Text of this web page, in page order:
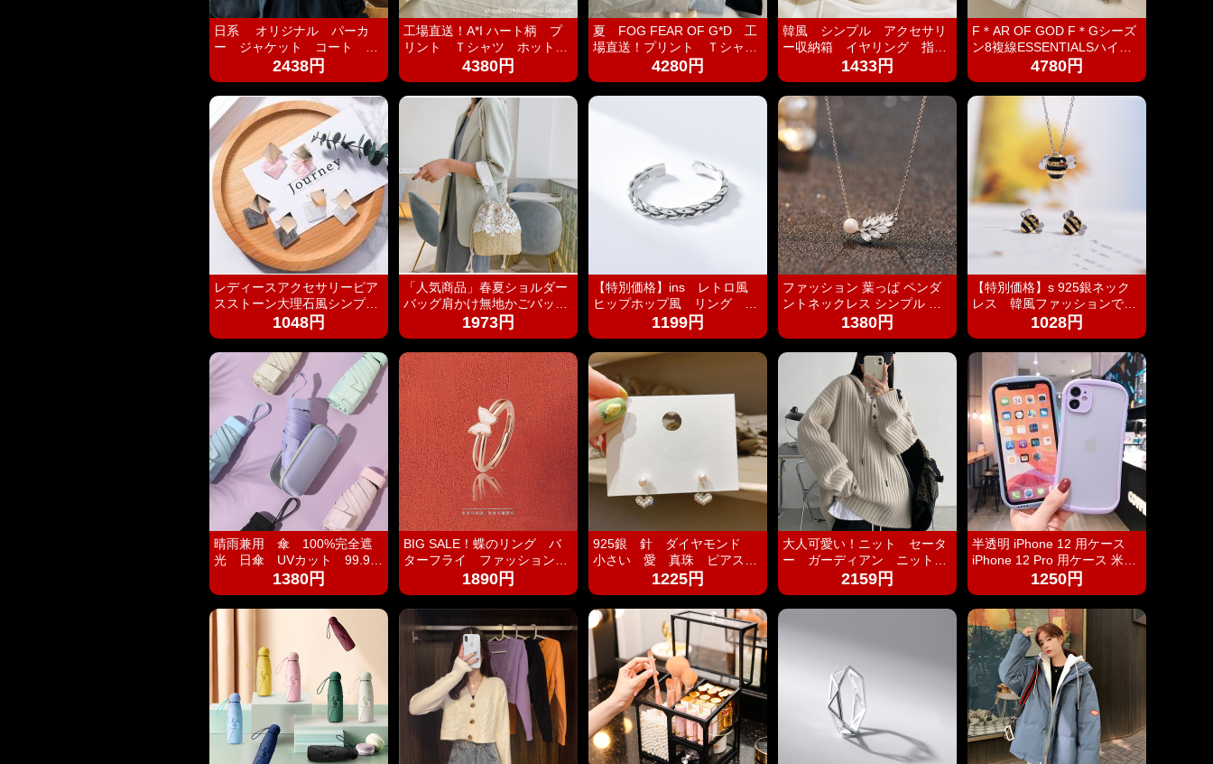
日系 オリジナル パーカ
ー ジャケット コート 暖
か ふわもこ ボアフリー
ス ユニセックス 男女兼用
ストリート おしゃれ
2438円
工場直送！A*I ハート柄 プ
リント Ｔシャツ ホットプ
リント 半袖 男女兼用 ユ
ニセックス おしゃれ スト
リート ブランドＴシャツ
4380円
夏 FOG FEAR OF G*D 工
場直送！プリント Ｔシャ
ツ ホットプリント 半袖
男女兼用 ユニセックス お
しゃれ ストリート ブラン
ドＴシャツ
4280円
韓風 シンプル アクセサリ
ー収納箱 イヤリング 指
輪 多機能 アクセサリーボ
ックス ジュエリーケース ジ
ュエリーボックス 持ち運び
携帯用 コンパクト 持ちやす
い 小物入れ イアリン
グ ピアス 首飾り アクセ
サリー ケース
1433円
F＊AR OF GOD F＊Gシーズ
ン8複線ESSENTIALSハイス
トリート1977アルファベット
Tシャツカップル半袖
4780円
レディースアクセサリーピア
スストーン大理石風シンプル
エレガント3色1048円
「人気商品」春夏ショルダー
バッグ肩かけ無地かごバッグ
大容量出かけ1973円
【特別価格】ins レトロ風
ヒップホップ風 リング シ
ンプルデザイン ファッショ
ン 個性 s 925純銀 オー
ダーメイド 指輪 女性 簡
単 冷たい風 人差し指
1199円
ファッション 葉っぱ ペンダ
ントネックレス シンプル 誕
生日プレゼント 人気アクセサ
リー レディースファッション
新作ネックレス necklace ギ
フト プレゼント
1380円
【特別価格】s 925銀ネック
レス 韓風ファッションでか
わいい 蜂ペンダント
1028円
晴雨兼用 傘 100%完全遮
光 日傘 UVカット 99.9%
紫外線対策 UVケア 折りた
たみ傘 遮光 遮熱 撥水
耐風 軽量 熱中症対策 お
しゃれ コンパクト かわい
1380円
BIG SALE！蝶のリング バ
ターフライ ファッション
シンプル カワイイ 指輪
軽く 贅沢 ins 風 指輪
シルバー925 silver925
1890円
925銀 針 ダイヤモンド
小さい 愛 真珠 ピアス
少女 イヤリング アクセサ
リー ジュエリー プレゼント
ギフト
1225円
大人可愛い！ニット セータ
ー ガーディアン ニットカ
ーデ レディース トップ
ス おしゃれ 定番 かわい
い シンプルデザイン カジ
2159円
半透明 iPhone 12 用ケース
iPhone 12 Pro 用ケース 米軍
MIL規格取得 高耐衝撃 マット
感 ストラップホール付き
SGS認証 黄ばみなし レンズ
保護 6.1インチ アイフォン12
用 12 Pro用カバー ブラック
パープル 青 灰色 ピンク 緑
1250円